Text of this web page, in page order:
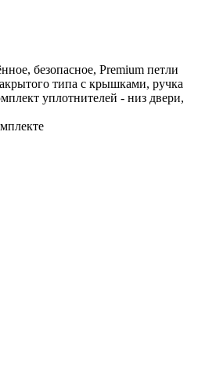
безопасное, Premium петли
типа с крышками, ручка
уплотнителей - низ двери,